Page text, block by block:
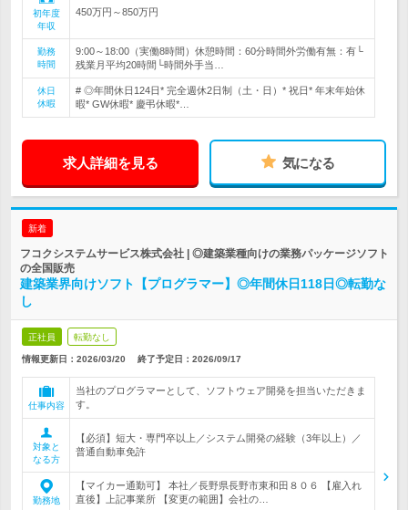
初年度
年収
450万円～850万円
勤務
時間
9:00～18:00（実働8時間）休憩時間：60分時間外労働有無：有└
残業月平均20時間└時間外手当…
休日
休暇
# ◎年間休日124日* 完全週休2日制（土・日）* 祝日* 年末年始休
暇* GW休暇* 慶弔休暇*…
求人詳細を見る 気になる
新着
フコクシステムサービス株式会社 | ◎建築業種向けの業務パッケージソフト
の全国販売
建築業界向けソフト【プログラマー】◎年間休日118日◎転勤な
し
正社員 転勤なし
情報更新日：2026/03/20 終了予定日： 2026/09/17
仕事内容
当社のプログラマーとして、ソフトウェア開発を担当いただきま
す。
対象と
なる方
【必須】短大・専門卒以上／システム開発の経験（3年以上）／
普通自動車免許
勤務地
【マイカー通勤可】 本社／長野県長野市東和田８０６ 【雇入れ
直後】上記事業所 【変更の範囲】会社の…